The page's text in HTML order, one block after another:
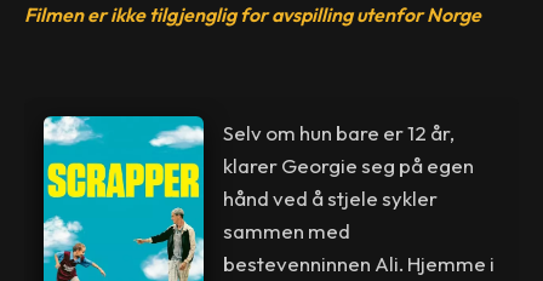
Filmen er ikke tilgjenglig for avspilling utenfor Norge
Selv om hun bare er 12 år,
klarer Georgie seg på egen
hånd ved å stjele sykler
sammen med
bestevenninnen Ali. Hjemme i